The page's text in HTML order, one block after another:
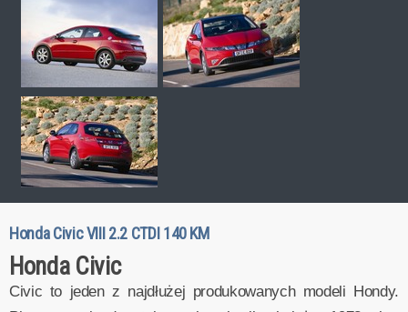
Honda Civic VIII 2.2 CTDI 140 KM
Honda Civic
Civic to jeden z najdłużej produkowanych modeli Hondy.